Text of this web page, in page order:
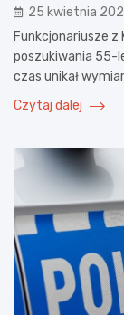
25 kwietnia
Funkcjonariusze z
poszukiwania 55-
czas unikał
Czytaj dalej